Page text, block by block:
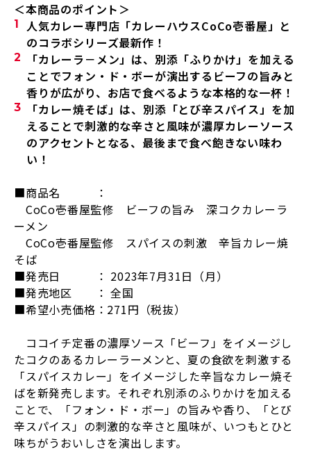
＜本商品のポイント＞
人気カレー専門店「カレーハウスCoCo壱番屋」と
のコラボシリーズ最新作！
「カレーラ－メン」は、別添「ふりかけ」を加える
ことでフォン・ド・ボーが演出する ビーフの旨みと
香りが広がり、お店で食べるような本格的な一杯！
「カレー焼そば」は、別添「とび辛スパイス」を加
えることで刺激的な辛さと風味が濃厚カレーソース
のアクセントとなる、最後まで食べ飽きない味わ
い！
■商品名 ：
CoCo壱番屋監修 ビーフの旨み 深コクカレーラ
ーメン
CoCo壱番屋監修 スパイスの刺激 辛旨カレー焼
そば
■発売日 ： 2023年7月31日（月）
■発売地区 ： 全国
■希望小売価格： 271円（税抜）
ココイチ定番の濃厚ソース「ビーフ」をイメージし
たコクのあるカレーラーメンと、夏の食欲を刺激する
「スパイスカレー」をイメージした辛旨なカレー焼そ
ばを新発売します。それぞれ別添のふりかけを加える
ことで、「フォン・ド・ボー」の旨みや香り、「とび
辛スパイス」の刺激的な辛さと風味が、いつもとひと
味ちがうおいしさを演出します。